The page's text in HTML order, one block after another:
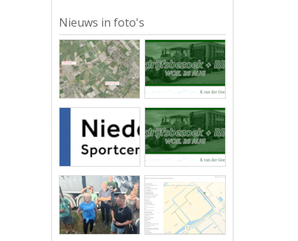
Nieuws in foto's